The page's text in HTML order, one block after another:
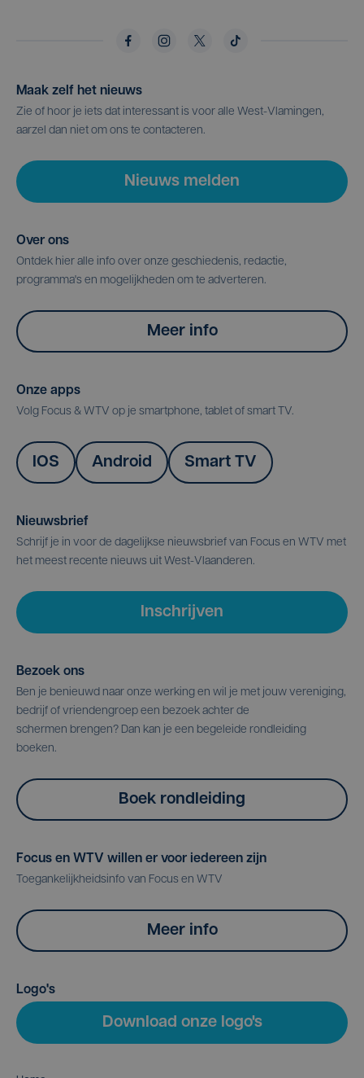
Maak zelf het nieuws
Zie of hoor je iets dat interessant is voor alle West-Vlamingen,
aarzel dan niet om ons te contacteren.
Nieuws melden
Over ons
Ontdek hier alle info over onze geschiedenis, redactie,
programma's en mogelijkheden om te adverteren.
Meer info
Onze apps
Volg Focus & WTV op je smartphone, tablet of smart TV.
IOS Android Smart TV
Nieuwsbrief
Schrijf je in voor de dagelijkse nieuwsbrief van Focus en WTV met
het meest recente nieuws uit West-Vlaanderen.
Inschrijven
Bezoek ons
Ben je benieuwd naar onze werking en wil je met jouw vereniging,
bedrijf of vriendengroep een bezoek achter de
schermen brengen? Dan kan je een begeleide rondleiding
boeken.
Boek rondleiding
Focus en WTV willen er voor iedereen zijn
Toegankelijkheidsinfo van Focus en WTV
Meer info
Logo's
Download onze logo's